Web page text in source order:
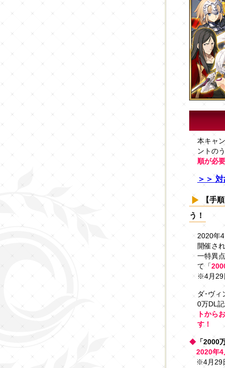
本キャ
ントの
順が必
＞＞
【手
う！
2020年
開催さ
一特異
て「
※4月29
ダ･ヴィ
0万DL
トから
す！
◆ 「2000
2020年
※4月29